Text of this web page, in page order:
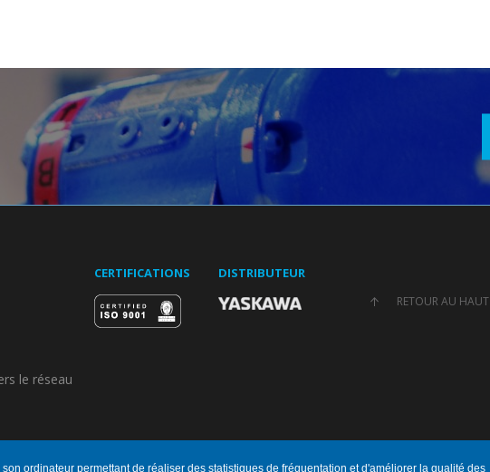
ordinateur permettant de réaliser des statistiques de fréquentation et d'améliorer la qualité des
le réseau
CERTIFICATIONS DISTRIBUTEUR
RETOUR AU HAUT